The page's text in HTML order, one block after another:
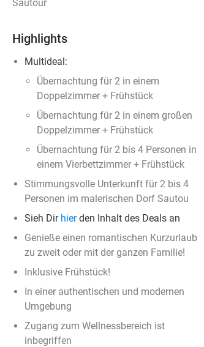
Sautour
Highlights
Multideal:
Übernachtung für 2 in einem
Doppelzimmer + Frühstück
Übernachtung für 2 in einem großen
Doppelzimmer + Frühstück
Übernachtung für 2 bis 4 Personen in
einem Vierbettzimmer + Frühstück
Stimmungsvolle Unterkunft für 2 bis 4
Personen im malerischen Dorf Sautou
Sieh Dir hierden Inhalt des Deals an
Genieße einen romantischen Kurzurlaub
zu zweit oder mit der ganzen Familie!
Inklusive Frühstück!
In einer authentischen und modernen
Umgebung
Zugang zum Wellnessbereich ist
inbegriffen